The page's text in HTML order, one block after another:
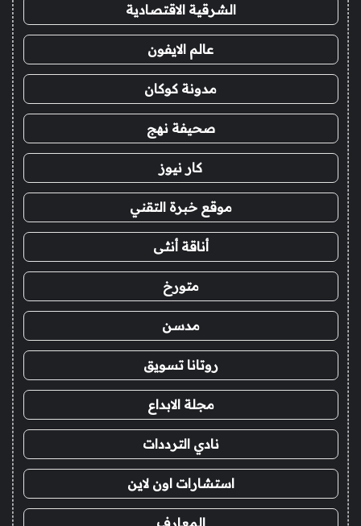
الشرقية الاقتصادية
عالم الايفون
مدونة كوكان
صحيفة نهج
كار نيوز
موقع خبرة التقني
أناقة أنثى
متورخ
مدسن
روتانا تسويق
مجلة الابداع
نادي الترددات
استشارات اون لاين
المعارف